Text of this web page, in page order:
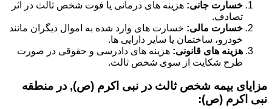
خسارت جانی: هزینه های درمانی یا فوت شخص ثالث در اثر
تصادف.
خسارت مالی: خسارت های وارد شده به اموال دیگران مانند
خودرو، ساختمان یا سایر دارایی ها.
هزینه های قانونی: هزینه های دادرسی و حقوقی در صورت
طرح شکایت از سوی شخص ثالث.
مزایای بیمه شخص ثالث در نبی اکرم (ص), در منطقه
نبی اکرم (ص):